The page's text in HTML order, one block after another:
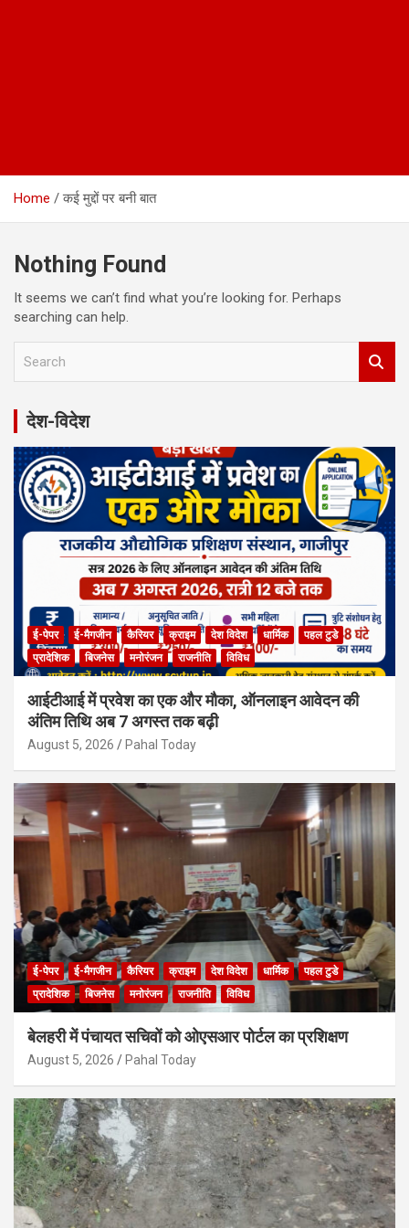
Home कई मुद्दों पर बनी बात
Nothing Found
It seems we can’t find what you’re looking for. Perhaps
searching can help.
r
h
देश-विदेश
ई-पेपर ई-मैगजीन कैरियर क्राइम देश विदेश धार्मिक
पहल टुडे
प्रादेशिक
बिजनेस मनोरंजन राजनीति विविध
आईटीआई में प्रवेश का एक और मौका, ऑनलाइन आवेदन की
अंतिम तिथि अब 7 अगस्त तक बढ़ी
August 5, 2026 Pahal Today
ई-पेपर ई-मैगजीन कैरियर क्राइम देश विदेश धार्मिक
पहल टुडे
प्रादेशिक
बिजनेस मनोरंजन राजनीति विविध
बेलहरी में पंचायत सचिवों को ओएसआर पोर्टल का प्रशिक्षण
August 5, 2026 Pahal Today